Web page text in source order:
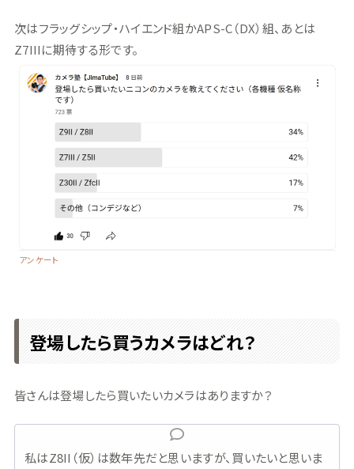
次はフラッグシップ・ハイエンド組かAPS-C（DX）組、あとは
Z7IIIに期待する形です。
アンケート
登場したら買うカメラはどれ？
皆さんは登場したら買いたいカメラはありますか？
私はZ8II（仮）は数年先だと思いますが、買いたいと思いま